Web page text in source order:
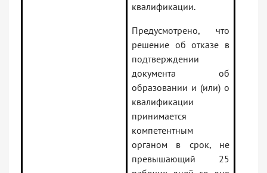
квалификации.
Предусмотрено, что
решение об отказе в
подтверждении
документа об
образовании и (или) о
квалификации
принимается
компетентным
органом в срок, не
превышающий 25